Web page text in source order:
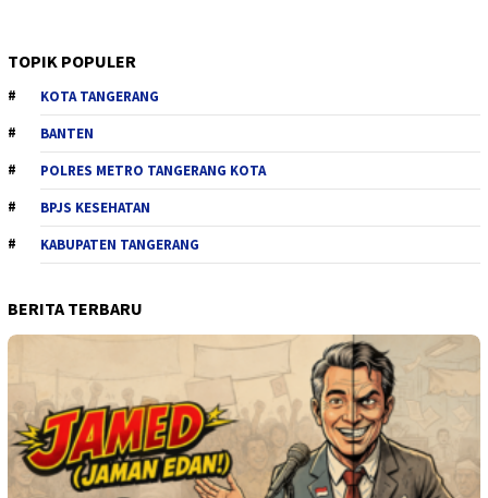
TOPIK POPULER
KOTA TANGERANG
BANTEN
POLRES METRO TANGERANG KOTA
BPJS KESEHATAN
KABUPATEN TANGERANG
BERITA TERBARU